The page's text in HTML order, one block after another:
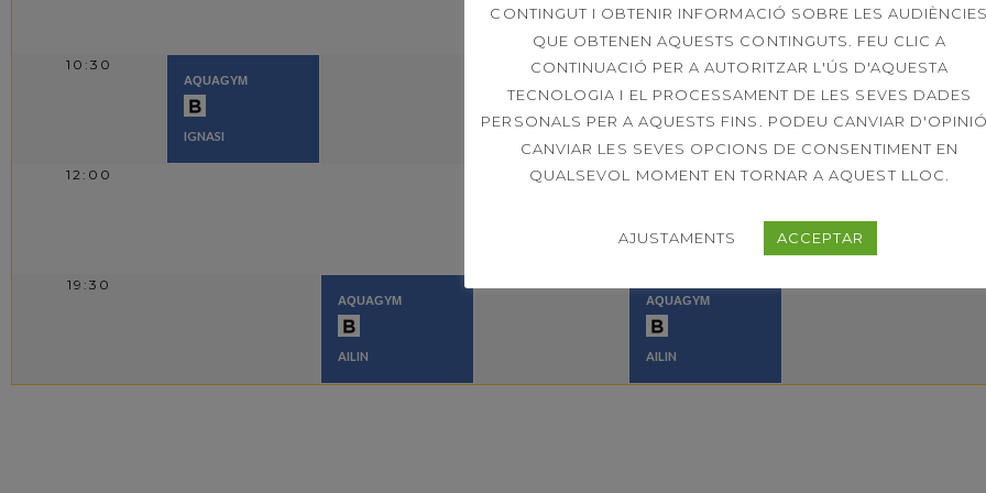
10:30
AQUAGYM
IGNASI
12:00
19:30
AQUAGYM
AILIN
AQUAGYM
AILIN
CONTINGUT I OBTENIR INFORMACIÓ SOBRE LES AUDIÈNCIES
QUE OBTENEN AQUESTS CONTINGUTS. FEU CLIC A
CONTINUACIÓ PER A AUTORITZAR L'ÚS D'AQUESTA
TECNOLOGIA I EL PROCESSAMENT DE LES SEVES DADES
PERSONALS PER A AQUESTS FINS. PODEU CANVIAR
CANVIAR LES SEVES OPCIONS DE CONSENTIMENT EN
QUALSEVOL MOMENT EN TORNAR A AQUEST LLOC.
AJUSTAMENTS ACCEPTAR